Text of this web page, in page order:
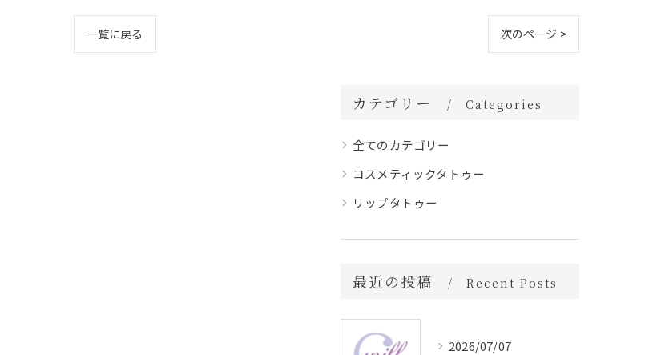
一覧に戻る 次のページ >
カテゴリー Categories
全てのカテゴリー
コスメティックタトゥー
リップタトゥー
最近の投稿 Recent Posts
2026/07/07